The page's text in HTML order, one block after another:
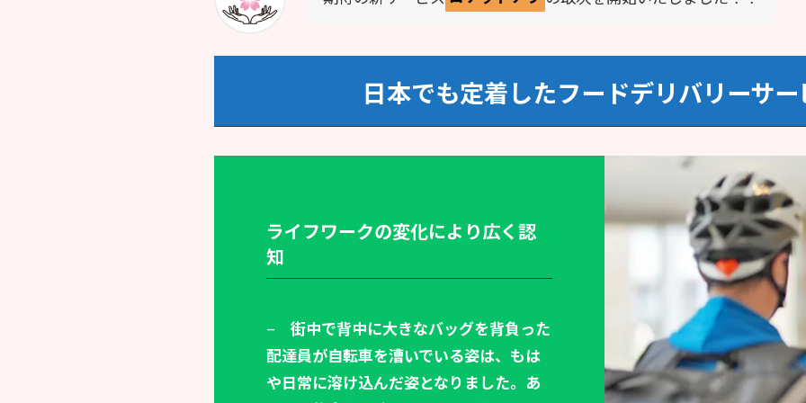
日本でも定着したフードデリバリーサ
ライフワークの変化により広く認
知
– 街中で背中に大きなバッグを背負った
配達員が自転車を漕いでいる姿は、もは
や日常に溶け込んだ姿となりました。あ